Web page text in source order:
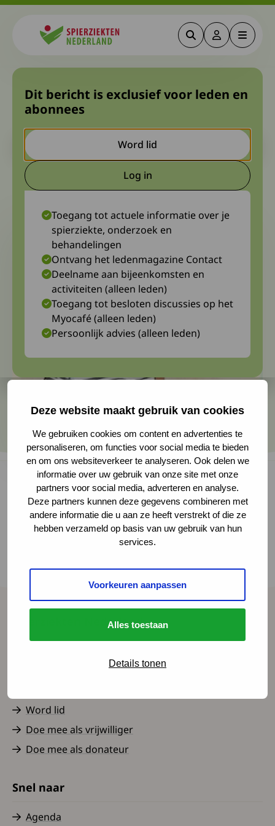
Deze website maakt gebruik van cookies
We gebruiken cookies om content en advertenties te
personaliseren, om functies voor social media te bieden
en om ons websiteverkeer te analyseren. Ook delen we
informatie over uw gebruik van onze site met onze
partners voor social media, adverteren en analyse.
Deze partners kunnen deze gegevens combineren met
andere informatie die u aan ze heeft verstrekt of die ze
hebben verzameld op basis van uw gebruik van hun
services.
Voorkeuren aanpassen
Alles toestaan
Details tonen
ZoekenDeze link
Menu
Pijn en vermoeidheid in
Tijdschrift Onze Taal
Let op. Dit is een ouder bericht. Het kan zijn dat de inhoud niet
meer actueel is.
6 december 2023 Patricia Blomkwist
Met meer dan gebruikelijke belangstelling las
ik onlangs een artikel in Tijdschrift Onze
Taal*. De woorden “pijn en vermoeidheid” in de
inleiding hadden al direct mijn aandacht
Spierziekten Nederland
Word lid
Doe mee als vrijwilliger
Doe mee als donateur
Snel naar
Agenda
Dit bericht is exclusief voor leden en
abonnees
Word lid
Log inDeze link gaat naar een
Toegang tot actuele informatie over je
spierziekte, onderzoek en
behandelingen
Ontvang het ledenmagazine Contact
Deelname aan bijeenkomsten en
activiteiten (alleen leden)
Toegang tot besloten discussies op het
Myocafé (alleen leden)
Persoonlijk advies (alleen leden)